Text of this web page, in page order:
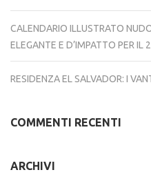
CALENDARIO ILLUSTRATO
ELEGANTE E D’IMPATTO PER IL
RESIDENZA EL SALVADOR: I
COMMENTI RECENTI
ARCHIVI